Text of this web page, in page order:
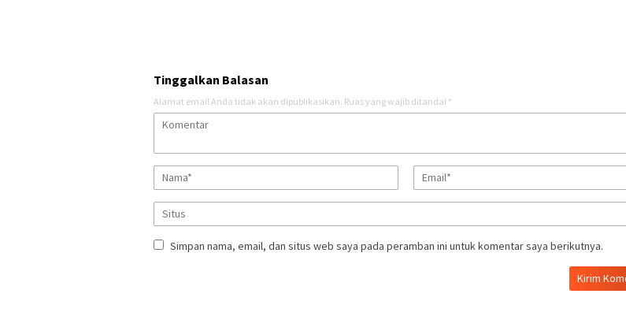
Tinggalkan Balasan
Alamat email Anda tidak akan dipublikasikan. Ruas yang wajib ditandai *
Simpan nama, email, dan situs web saya pada peramban ini untuk komentar saya berikutnya.